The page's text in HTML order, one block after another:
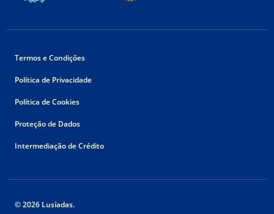
Termos e Condições
Política de Privacidade
Política de Cookies
Proteção de Dados
Intermediação de Crédito
© 2026 Lusíadas.